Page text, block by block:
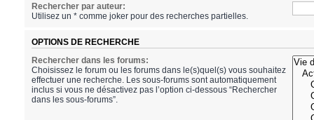
Rechercher par auteur:
Utilisez un * comme joker pour des recherches partielles.
OPTIONS DE RECHERCHE
Rechercher dans les forums:
Choisissez le forum ou les forums dans le(s)quel(s) vous souhaitez
effectuer une recherche. Les sous-forums sont automatiquement
inclus si vous ne désactivez pas l’option ci-dessous “Rechercher
dans les sous-forums”.